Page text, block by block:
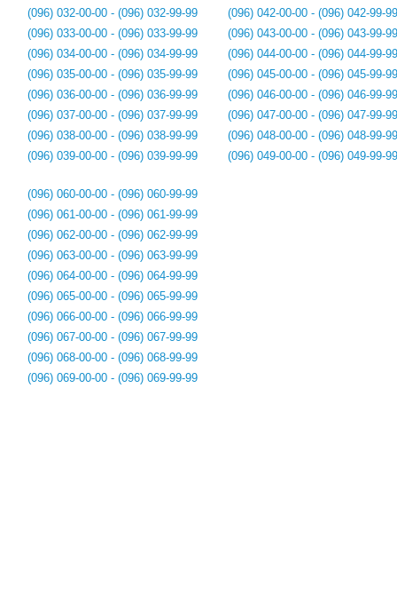
(096) 032-00-00 - (096) 032-99-99
(096) 033-00-00 - (096) 033-99-99
(096) 034-00-00 - (096) 034-99-99
(096) 035-00-00 - (096) 035-99-99
(096) 036-00-00 - (096) 036-99-99
(096) 037-00-00 - (096) 037-99-99
(096) 038-00-00 - (096) 038-99-99
(096) 039-00-00 - (096) 039-99-99
(096) 042-00-00 - (096) 042-99-99
(096) 043-00-00 - (096) 043-99-99
(096) 044-00-00 - (096) 044-99-99
(096) 045-00-00 - (096) 045-99-99
(096) 046-00-00 - (096) 046-99-99
(096) 047-00-00 - (096) 047-99-99
(096) 048-00-00 - (096) 048-99-99
(096) 049-00-00 - (096) 049-99-99
(096) 060-00-00 - (096) 060-99-99
(096) 061-00-00 - (096) 061-99-99
(096) 062-00-00 - (096) 062-99-99
(096) 063-00-00 - (096) 063-99-99
(096) 064-00-00 - (096) 064-99-99
(096) 065-00-00 - (096) 065-99-99
(096) 066-00-00 - (096) 066-99-99
(096) 067-00-00 - (096) 067-99-99
(096) 068-00-00 - (096) 068-99-99
(096) 069-00-00 - (096) 069-99-99